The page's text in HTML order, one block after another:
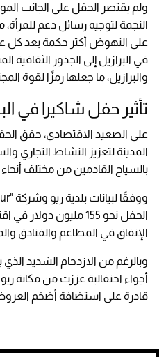
ولم يقتصر الحفل على الجانب
النجمة لتوجيه رسائل دعم
على النهوض أكثر حكمة بعد كل
في البرازيل إلى الجذور الثقافية
والبرازيل، ما جعلها رمزًا لقوة
تأثير حفل شاكيرا في
على الصعيد الاقتصادي، حقق
المدينة لتعزيز النشاط التجاري
بالسياح القادمين من مختلف أنحاء
الحفل نحو 155 مليون
الإنفاق في المطاعم والفنادق
وبالرغم من الازدحام الشديد
أجواء احتفالية عززت من مكانة
قادرة على استضافة أضخم العروض